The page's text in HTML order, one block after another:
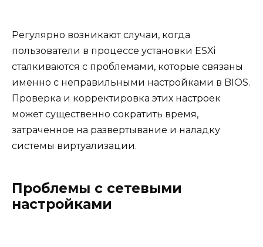
Регулярно возникают случаи, когда
пользователи в процессе установки ESXi
сталкиваются с проблемами, которые связаны
именно с неправильными настройками в BIOS.
Проверка и корректировка этих настроек
может существенно сократить время,
затраченное на развертывание и наладку
системы виртуализации.
Проблемы с сетевыми
настройками